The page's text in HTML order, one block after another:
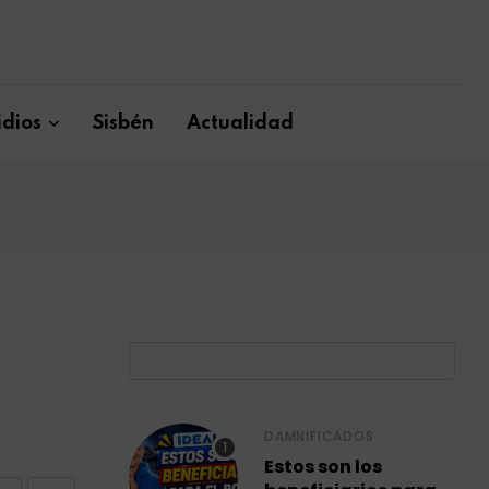
Sisbén Actualidad
DAMNIFICADOS
Estos son los